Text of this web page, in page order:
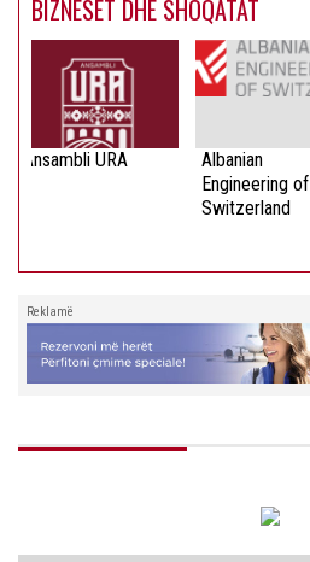
BIZNESET DHE SHOQATAT
Ansambli URA
Albanian
Engineering of
Switzerland
Reklamë